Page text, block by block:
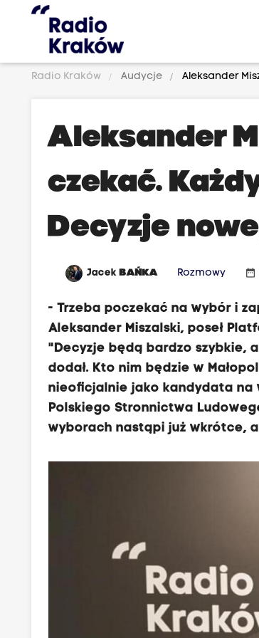
Radio Kraków Audycje Aleksander
Aleksander
czekać.
Decyzje
JacekBAŃKA Rozmowy date_range
- Trzeba poczekać na wybór i
Aleksander Miszalski, poseł
"Decyzje będą bardzo szybkie,
dodał. Kto nim będzie w
nieoficjalnie jako kandydata na
Polskiego Stronnictwa
wyborach nastąpi już wkrótce,